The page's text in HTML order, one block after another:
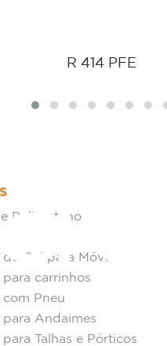
R 414 PFE
Poliuretano
Gel para Móveis
para carrinhos
com Pneu
para Andaimes
para Talhas e Pórticos